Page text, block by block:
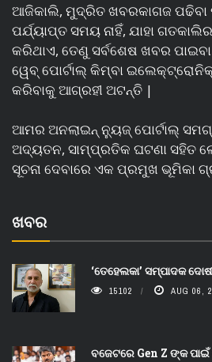
ଆଜିକାଲି, ମୁଦ୍ରିତ ଖବରକାଗଜ ପଢିବା
ପର୍ଯ୍ୟାପ୍ତ ସମୟ ନାହିଁ, ଯାହା
କରିଥାଏ, ତେଣୁ ସର୍ବଶେଷ ଖବର ପାଇବା
ୱେବ୍ ପୋର୍ଟାଲ୍ କିମ୍ବା
କରିବାକୁ ଆଗ୍ରହୀ ଅଟନ୍ତି |
ଆମର ଅନଲାଇନ୍ ନ୍ୟୁଜ୍ ପୋର୍ଟାଲ୍
ଅଦ୍ୟତନ, ସାମ୍ପ୍ରତିକ ଘଟଣା ସହିତ
ସୂଚନା ଦେବାରେ ଏକ ପ୍ରମୁଖ ଭୂମିକା
ଖବର
‘ତେହେଲକା’ ସମ୍ପାଦକ
15102 AUG 06,
ବଜେଟରେ Gen Z ଙ୍କ